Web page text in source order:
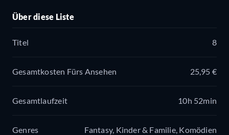
Über diese Liste
Titel 8
Gesamtkosten Fürs Ansehen 25,95 €
Gesamtlaufzeit 10h 52min
Genres Fantasy, Kinder & Familie, Komödien